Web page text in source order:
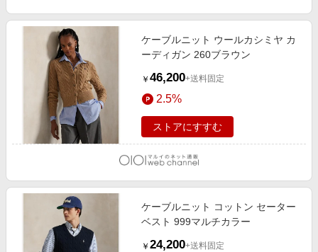
ケーブルニット ウールカシミヤ カ
ーディガン 260ブラウン
￥ 46,200+送料固定
2.5%
ストアにすすむ
ケーブルニット コットン セーター
ベスト 999マルチカラー
￥ 24,200+送料固定